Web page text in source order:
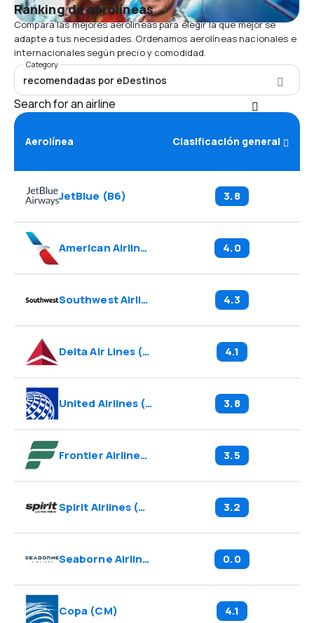
Ranking de aerolíneas
Compara las mejores aerolíneas para elegir la que mejor se
adapte a tus necesidades. Ordenamos aerolíneas nacionales e
internacionales según precio y comodidad.
Category
recomendadas por eDestinos
Search for an airline
Aerolínea Clasificación general
JetBlue (B6) 3.8
American Airlines 4.0
Southwest Airlines 4.3
Delta Air Lines (DL 4.1
United Airlines (UA 3.8
Frontier Airlines( 3.5
Spirit Airlines (NK 3.2
Seaborne Airlines 0.0
Copa (CM) 4.1